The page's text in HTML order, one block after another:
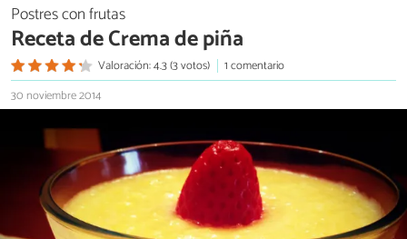
Postres con frutas
Receta de Crema de piña
Valoración: 4.3 (3 votos)
1 comentario
30 noviembre 2014